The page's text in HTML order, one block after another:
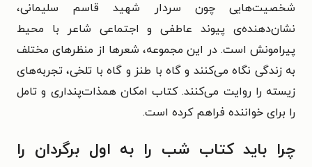
شخصیت‌هایی چون سردار شهید قاسم سلیمانی،
نشان‌دهنده‌ی پیوند عاطفی و اجتماعی شاعر با محیط
پیرامونش است. در این مجموعه، شعرها از منظرهای مختلف
به زندگی نگاه می‌کنند و گاه با طنز و گاه با تلخی، تجربه‌های
زیسته را روایت می‌کنند. کتاب امکان همذات‌پنداری و تامل
را برای خواننده فراهم کرده است.
چرا باید کتاب شب را به اول برگردان را